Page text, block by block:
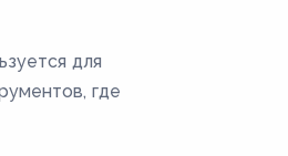
для
где